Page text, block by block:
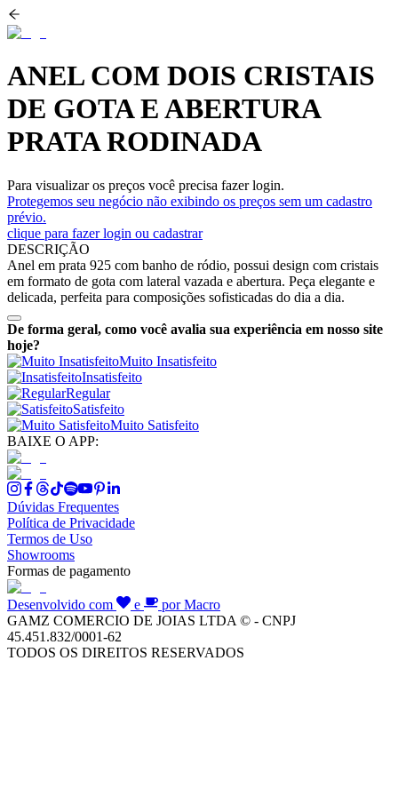
ANEL COM DOIS CRISTAIS
DE GOTA E ABERTURA
PRATA RODINADA
Para visualizar os preços você precisa fazer login.
Protegemos seu negócio não exibindo os preços sem um cadastro
prévio.
clique para fazer login ou cadastrar
DESCRIÇÃO
Anel em prata 925 com banho de ródio, possui design com cristais
em formato de gota com lateral vazada e abertura. Peça elegante e
delicada, perfeita para composições sofisticadas do dia a dia.
De forma geral, como você avalia sua experiência em nosso site
hoje?
Muito Insatisfeito
Insatisfeito
Regular
Satisfeito
Muito Satisfeito
BAIXE O APP:
Dúvidas Frequentes
Política de Privacidade
Termos de Uso
Showrooms
Formas de pagamento
Desenvolvido com e
por Macro
GAMZ COMERCIO DE JOIAS LTDA © - CNPJ
45.451.832/0001-62
TODOS OS DIREITOS RESERVADOS